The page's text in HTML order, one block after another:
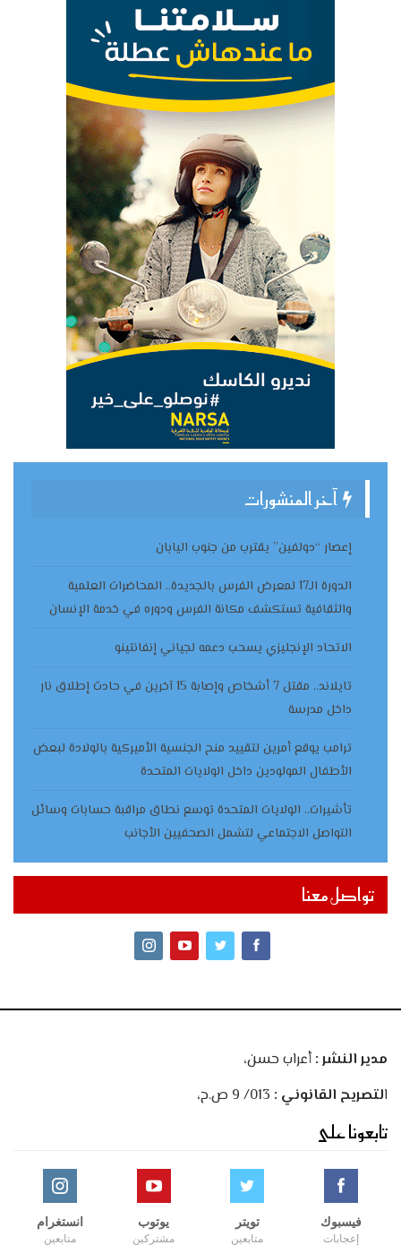
آخر المنشورات
إعصار “دولفين” يقترب من جنوب اليابان
الدورة الـ17 لمعرض الفرس بالجديدة.. المحاضرات العلمية
والثقافية تستكشف مكانة الفرس ودوره في خدمة الإنسان
الاتحاد الإنجليزي يسحب دعمه لجياني إنفانتينو
تايلاند.. مقتل 7 أشخاص وإصابة 15 آخرين في حادث إطلاق نار
داخل مدرسة
ترامب يوقع أمرين لتقييد منح الجنسية الأميركية بالولادة لبعض
الأطفال المولودين داخل الولايات المتحدة
تأشيرات.. الولايات المتحدة توسع نطاق مراقبة حسابات وسائل
التواصل الاجتماعي لتشمل الصحفيين الأجانب
تواصل معنا
مدير النشر :أعراب حسن،
التصريح القانوني :
تابعونا على
فيسبوك
إعجابات
تويتر
متابعين
يوتوب
مشتركين
انستغرام
متابعين